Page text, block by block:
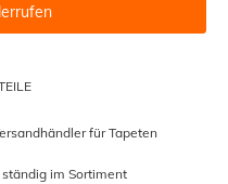
für Tapeten
im Sortiment